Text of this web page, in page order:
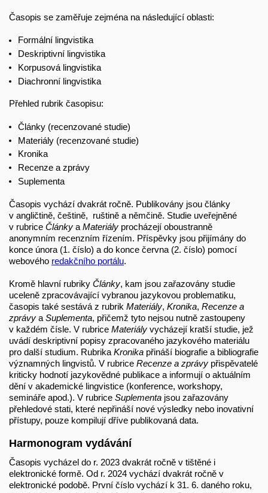
Časopis se zaměřuje zejména na následující oblasti:
Formální lingvistika
Deskriptivní lingvistika
Korpusová lingvistika
Diachronní lingvistika
Přehled rubrik časopisu:
Články (recenzované studie)
Materiály (recenzované studie)
Kronika
Recenze a zprávy
Suplementa
Časopis vychází dvakrát ročně. Publikovány jsou články
v angličtině, češtině, ruštině a němčině. Studie uveřejněné
v rubrice Články a Materiály procházejí oboustranně
anonymním recenzním řízením. Příspěvky jsou přijímány do
konce února (1. číslo) a do konce června (2. číslo) pomocí
webového redakčního portálu.
Kromě hlavní rubriky Články, kam jsou zařazovány studie
uceleně zpracovávající vybranou jazykovou problematiku,
časopis také sestává z rubrik Materiály, Kronika, Recenze a
zprávy a Suplementa, přičemž tyto nejsou nutně zastoupeny
v každém čísle. V rubrice Materiály vycházejí kratší studie, jež
uvádí deskriptivní popisy zpracovaného jazykového materiálu
pro další studium. Rubrika Kronika přináší biografie a bibliografie
významných lingvistů. V rubrice Recenze a zprávy přispěvatelé
kriticky hodnotí jazykovědné publikace a informují o aktuálním
dění v akademické lingvistice (konference, workshopy,
semináře apod.). V rubrice Suplementa jsou zařazovány
přehledové stati, které nepřináší nové výsledky nebo inovativní
přístupy, pouze kompilují dříve publikovaná data.
Harmonogram vydávání
Časopis vycházel do r. 2023 dvakrát ročně v tištěné i
elektronické formě. Od r. 2024 vychází dvakrát ročně v
elektronické podobě. První číslo vychází k 31. 6. daného roku,